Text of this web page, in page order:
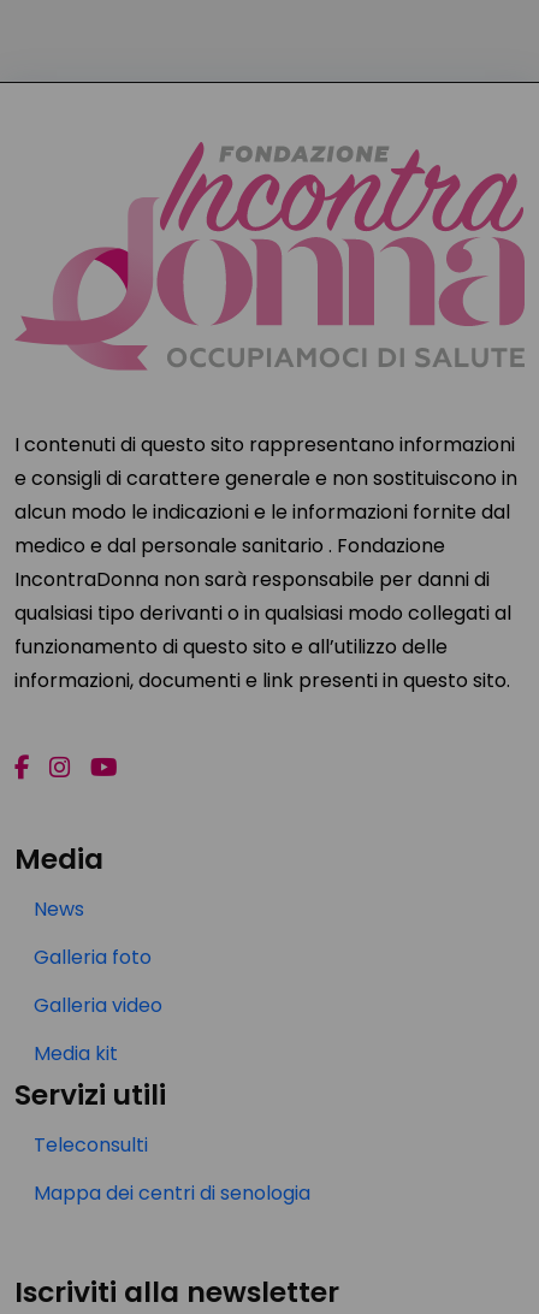
I contenuti di questo sito rappresentano informazioni
e consigli di carattere generale e non sostituiscono in
alcun modo le indicazioni e le informazioni fornite dal
medico e dal personale sanitario . Fondazione
IncontraDonna non sarà responsabile per danni di
qualsiasi tipo derivanti o in qualsiasi modo collegati al
funzionamento di questo sito e all’utilizzo delle
informazioni, documenti e link presenti in questo sito.
Media
News
Galleria foto
Galleria video
Media kit
Servizi utili
Teleconsulti
Mappa dei centri di senologia
Iscriviti alla newsletter